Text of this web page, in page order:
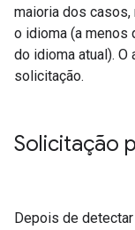
maioria dos casos,
o idioma (a menos
do idioma atual).
solicitação.
Solicitação
Depois de